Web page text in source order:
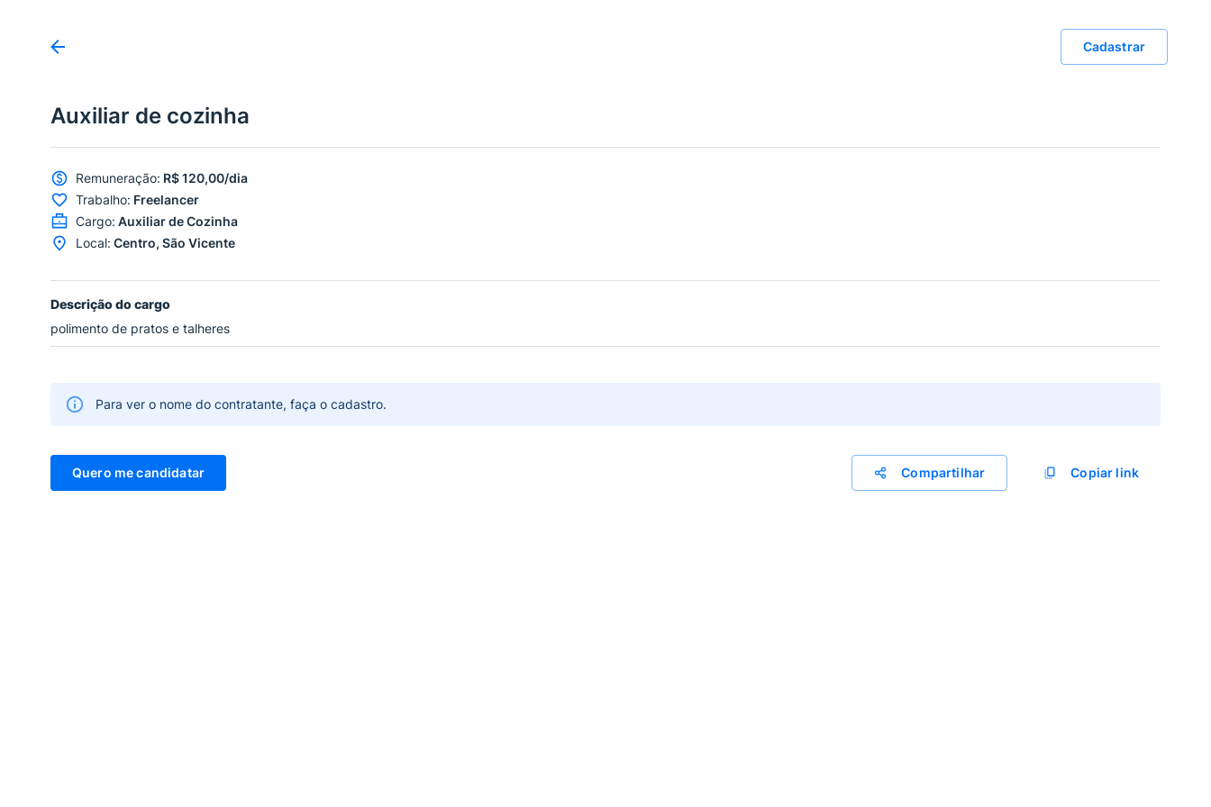
Cadastrar
Auxiliar de cozinha
Remuneração: R$ 120,00/dia
Trabalho: Freelancer
Cargo: Auxiliar de Cozinha
Local: Centro, São Vicente
Descrição do cargo
polimento de pratos e talheres
Para ver o nome do contratante, faça o cadastro.
Quero me candidatar Compartilhar Copiar link